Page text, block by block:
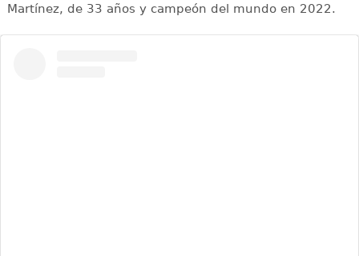
Martínez, de 33 años y campeón del mundo en 2022.